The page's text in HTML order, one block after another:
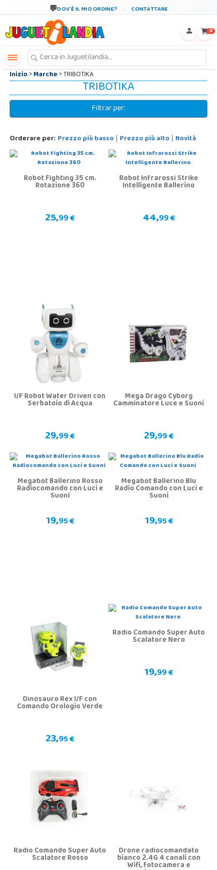
DOV´È IL MIO ORDINE? CONTATTARE
0
Inizio>Marche> TRIBOTIKA
TRIBOTIKA
Filtrar per:
Orderare per: Prezzo più basso | Prezzo più alto | Novità
Robot Fighting 35 cm.
Rotazione 360
25,99 €
Robot Infrarossi Strike
Intelligente Ballerino
44,99 €
I/F Robot Water Driven con
Serbatoio di Acqua
29,99 €
Mega Drago Cyborg
Camminatore Luce e Suoni
29,99 €
Megabot Ballerino Rosso
Radiocomando con Luci e
Suoni
19,95 €
Megabot Ballerino Blu
Radio Comando con Luci e
Suoni
19,95 €
Dinosauro Rex I/F con
Comando Orologio Verde
23,95 €
Radio Comando Super Auto
Scalatore Nero
19,99 €
Radio Comando Super Auto
Scalatore Rosso Drone radiocomandato
bianco 2.4G 4 canali con
Wifi, fotocamera e